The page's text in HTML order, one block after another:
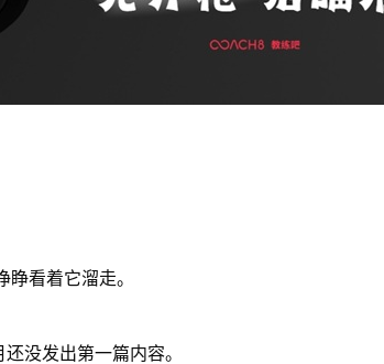
看着它溜走。
没发出第一篇内容。